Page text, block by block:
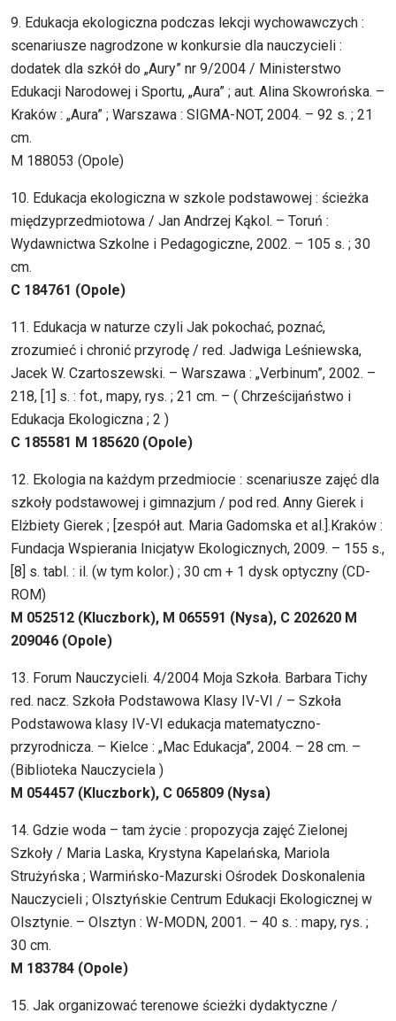
9. Edukacja ekologiczna podczas lekcji wychowawczych :
scenariusze nagrodzone w konkursie dla nauczycieli :
dodatek dla szkół do „Aury” nr 9/2004 / Ministerstwo
Edukacji Narodowej i Sportu, „Aura” ; aut. Alina Skowrońska. –
Kraków : „Aura” ; Warszawa : SIGMA-NOT, 2004. – 92 s. ; 21
cm.
M 188053 (Opole)
10. Edukacja ekologiczna w szkole podstawowej : ścieżka
międzyprzedmiotowa / Jan Andrzej Kąkol. – Toruń :
Wydawnictwa Szkolne i Pedagogiczne, 2002. – 105 s. ; 30
cm.
C 184761 (Opole)
11. Edukacja w naturze czyli Jak pokochać, poznać,
zrozumieć i chronić przyrodę / red. Jadwiga Leśniewska,
Jacek W. Czartoszewski. – Warszawa : „Verbinum”, 2002. –
218, [1] s. : fot., mapy, rys. ; 21 cm. – ( Chrześcijaństwo i
Edukacja Ekologiczna ; 2 )
C 185581 M 185620 (Opole)
12. Ekologia na każdym przedmiocie : scenariusze zajęć dla
szkoły podstawowej i gimnazjum / pod red. Anny Gierek i
Elżbiety Gierek ; [zespół aut. Maria Gadomska et al.].Kraków :
Fundacja Wspierania Inicjatyw Ekologicznych, 2009. – 155 s.,
[8] s. tabl. : il. (w tym kolor.) ; 30 cm + 1 dysk optyczny (CD-
ROM)
M 052512 (Kluczbork), M 065591 (Nysa), C 202620 M
209046 (Opole)
13. Forum Nauczycieli. 4/2004 Moja Szkoła. Barbara Tichy
red. nacz. Szkoła Podstawowa Klasy IV-VI / – Szkoła
Podstawowa klasy IV-VI edukacja matematyczno-
przyrodnicza. – Kielce : „Mac Edukacja”, 2004. – 28 cm. –
(Biblioteka Nauczyciela )
M 054457 (Kluczbork), C 065809 (Nysa)
14. Gdzie woda – tam życie : propozycja zajęć Zielonej
Szkoły / Maria Laska, Krystyna Kapelańska, Mariola
Strużyńska ; Warmińsko-Mazurski Ośrodek Doskonalenia
Nauczycieli ; Olsztyńskie Centrum Edukacji Ekologicznej w
Olsztynie. – Olsztyn : W-MODN, 2001. – 40 s. : mapy, rys. ;
30 cm.
M 183784 (Opole)
15. Jak organizować terenowe ścieżki dydaktyczne /